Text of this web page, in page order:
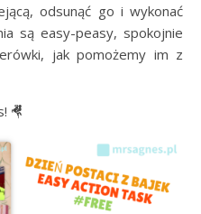
odsunąć go i wykonać
są easy-peasy, spokojnie
jak pomożemy im z
🤻